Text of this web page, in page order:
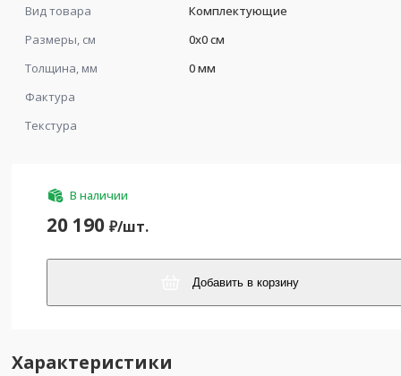
Вид товара
Комплектующие
Размеры, см
0x0 см
Толщина, мм
0 мм
Фактура
Текстура
В наличии
20 190 ₽/шт.
Добавить в корзину
Характеристики